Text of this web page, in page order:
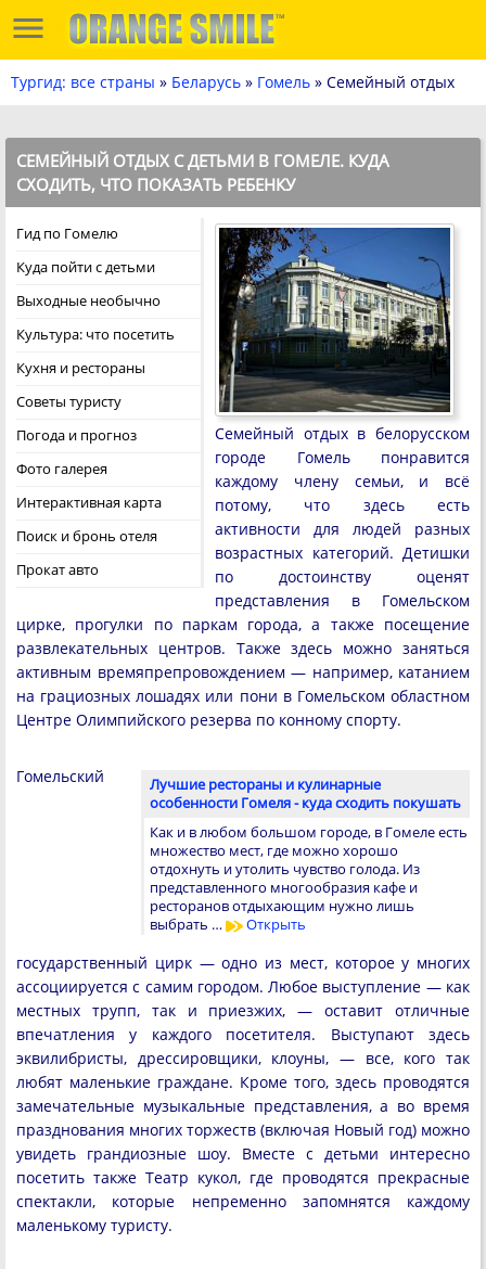
Тургид: все страны » Беларусь » Гомель » Семейный отдых
СЕМЕЙНЫЙ ОТДЫХ С ДЕТЬМИ В ГОМЕЛЕ. КУДА
СХОДИТЬ, ЧТО ПОКАЗАТЬ РЕБЕНКУ
Гид по Гомелю
Куда пойти с детьми
Выходные необычно
Культура: что посетить
Кухня и рестораны
Советы туристу
Погода и прогноз
Фото галерея
Интерактивная карта
Поиск и бронь отеля
Прокат авто
Семейный отдых в белорусском
городе Гомель понравится
каждому члену семьи, и всё
потому, что здесь есть
активности для людей разных
возрастных категорий. Детишки
по достоинству оценят
представления в Гомельском
цирке, прогулки по паркам города, а также посещение
развлекательных центров. Также здесь можно заняться
активным времяпрепровождением — например, катанием
на грациозных лошадях или пони в Гомельском областном
Центре Олимпийского резерва по конному спорту.
Лучшие рестораны и кулинарные
особенности Гомеля - куда сходить покушать
Как и в любом большом городе, в Гомеле есть
множество мест, где можно хорошо
отдохнуть и утолить чувство голода. Из
представленного многообразия кафе и
ресторанов отдыхающим нужно лишь
выбрать …
Открыть
Гомельский
государственный цирк — одно из мест, которое у многих
ассоциируется с самим городом. Любое выступление — как
местных трупп, так и приезжих, — оставит отличные
впечатления у каждого посетителя. Выступают здесь
эквилибристы, дрессировщики, клоуны, — все, кого так
любят маленькие граждане. Кроме того, здесь проводятся
замечательные музыкальные представления, а во время
празднования многих торжеств (включая Новый год) можно
увидеть грандиозные шоу. Вместе с детьми интересно
посетить также Театр кукол, где проводятся прекрасные
спектакли, которые непременно запомнятся каждому
маленькому туристу.